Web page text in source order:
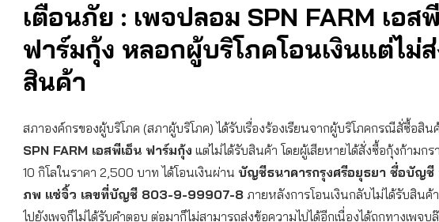
เตือนภัย : เพจปลอม SPN FARM เอส
ฟาร์มกุ้ง หลอกผู้บริโภคโอนเงินแต่ไม่
สินค้า
สภาองค์กรของผู้บริโภค (สภาผู้บริโภค) ได้รับเรื่องร้องเรียนจากผู้บริโภคกรณีสั่ซื้อสิ
SPN FARM เอสพีเอ็น ฟาร์มกุ้ง แต่ไม่ได้รับสินค้า โดยผู้เสียหายได้สั่งซื้อกุ้งก้ามก
10 กิโลในราคา 2,500 บาท ได้โอนเงินผ่าน บัญชีธนาคารกรุงศรีอยุธยา ชื่อบัญชี
ภพ แซ่จิ้ว เลขที่บัญชี 803-9-99907-8 ภายหลังการโอนเงินกลับไม่ได้รับสินค้
ไปยังเพจก็ไม่ได้รับคำตอบ ต่อมาก็ไม่สามารถส่งข้อความไปได้อีกเนื่องได้ถูกทางเพจบ